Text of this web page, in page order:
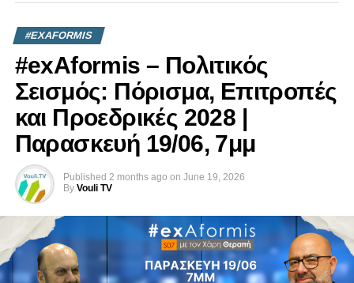
#EXAFORMIS
#exAformis – Πολιτικός
Σεισμός: Πόρισμα, Επιτροπές
και Προεδρικές 2028 |
Παρασκευή 19/06, 7μμ
Published 2 months ago on June 19, 2026
By Vouli TV